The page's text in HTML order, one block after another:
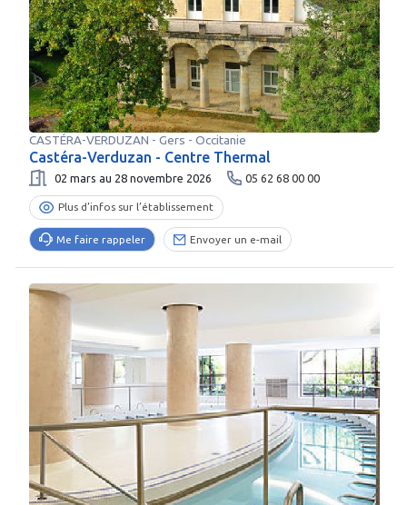
CASTÉRA-VERDUZAN - Gers - Occitanie
Castéra-Verduzan - Centre Thermal
02 mars au 28 novembre 2026 05 62 68 00 00
Plus d’infos sur l’établissement
Me faire rappeler Envoyer un e-mail